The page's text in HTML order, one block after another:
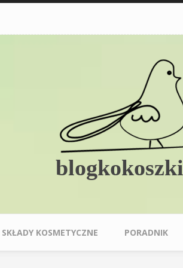
SKŁADY KOSMETYCZNE PORADNIK